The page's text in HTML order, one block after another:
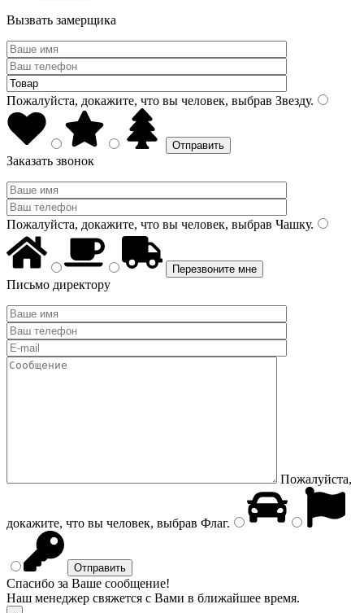
Вызвать замерщика
Пожалуйста, докажите, что вы человек, выбрав Звезду.
Заказать звонок
Пожалуйста, докажите, что вы человек, выбрав Чашку.
Письмо директору
Пожалуйста,
докажите, что вы человек, выбрав Флаг.
Спасибо за Ваше сообщение!
Наш менеджер свяжется с Вами в ближайшее время.